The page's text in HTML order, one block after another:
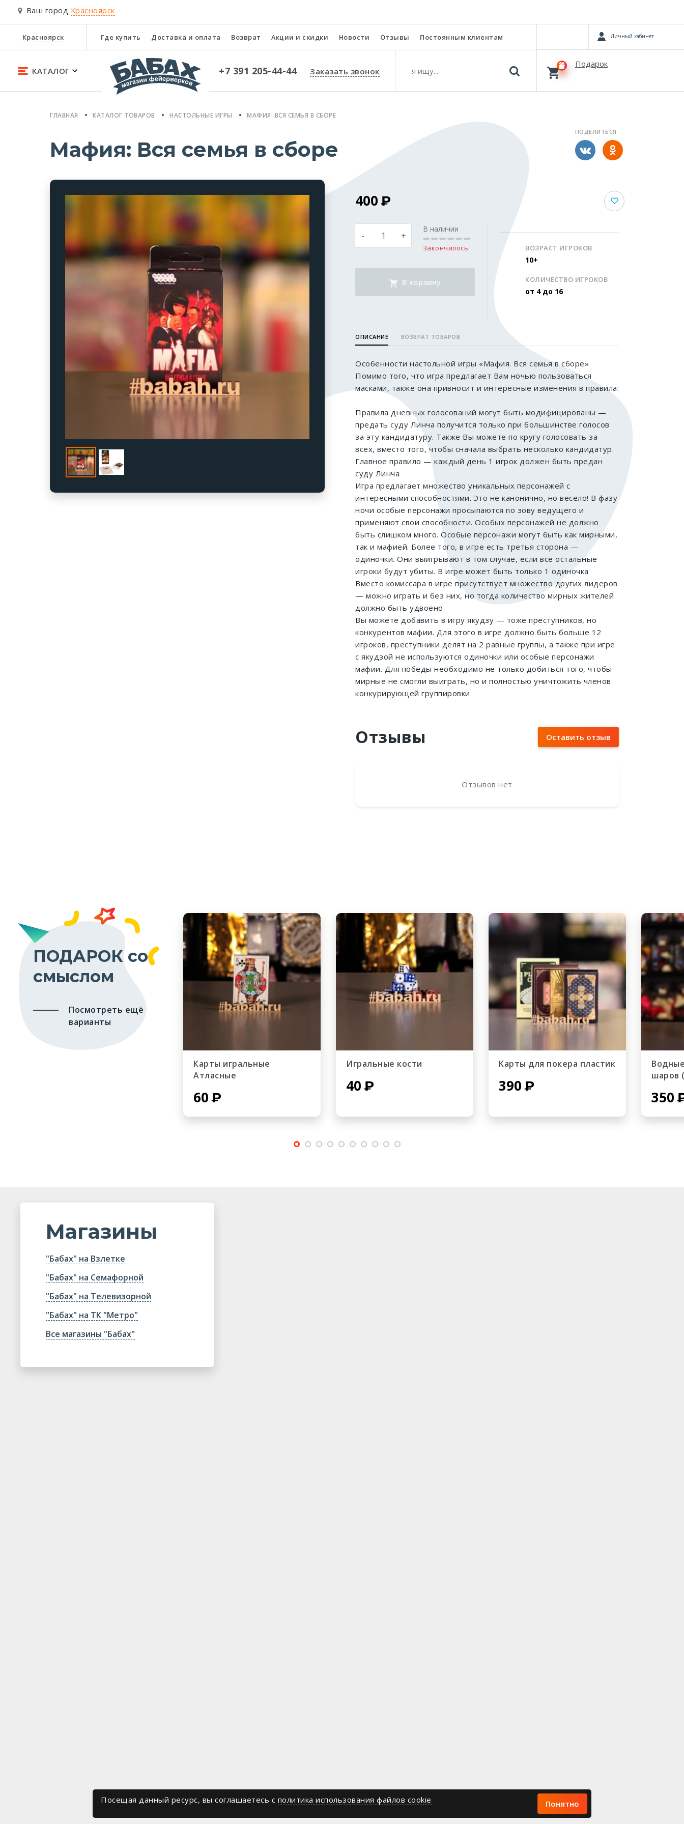
Ваш город Красноярск
Красноярск Где купить Доставка и оплата Возврат Акции и скидки Новости Отзывы Постоянным клиентам
КАТАЛОГ +7 391 205-44-44 Заказать звонок
Личный кабинет
Подарок
ГЛАВНАЯ КАТАЛОГ ТОВАРОВ НАСТОЛЬНЫЕ ИГРЫ МАФИЯ: ВСЯ СЕМЬЯ В СБОРЕ
Мафия: Вся семья в сборе
ПОДЕЛИТЬСЯ
400
- +
В наличии
Закончилось
В корзину
ВОЗРАСТ ИГРОКОВ
10+
КОЛИЧЕСТВО ИГРОКОВ
от 4 до 16
ОПИСАНИЕ ВОЗВРАТ ТОВАРОВ
Особенности настольной игры «Мафия. Вся семья в сборе»
Помимо того, что игра предлагает Вам ночью пользоваться
масками, также она привносит и интересные изменения в правила:
Правила дневных голосований могут быть модифицированы —
предать суду Линча получится только при большинстве голосов
за эту кандидатуру. Также Вы можете по кругу голосовать за
всех, вместо того, чтобы сначала выбрать несколько кандидатур.
Главное правило — каждый день 1 игрок должен быть предан
суду Линча
Игра предлагает множество уникальных персонажей с
интересными способностями. Это не канонично, но весело! В фазу
ночи особые персонажи просыпаются по зову ведущего и
применяют свои способности. Особых персонажей не должно
быть слишком много. Особые персонажи могут быть как мирными,
так и мафией. Более того, в игре есть третья сторона —
одиночки. Они выигрывают в том случае, если все остальные
игроки будут убиты. В игре может быть только 1 одиночка
Вместо комиссара в игре присутствует множество других лидеров
— можно играть и без них, но тогда количество мирных жителей
должно быть удвоено
Вы можете добавить в игру якудзу — тоже преступников, но
конкурентов мафии. Для этого в игре должно быть больше 12
игроков, преступники делят на 2 равные группы, а также при игре
с якудзой не используются одиночки или особые персонажи
мафии. Для победы необходимо не только добиться того, чтобы
мирные не смогли выиграть, но и полностью уничтожить членов
конкурирующей группировки
Отзывы Оставить отзыв
Отзывов нет
ПОДАРОК со
смыслом
Посмотреть ещё
варианты
Карты игральные
Атласные
60
Игральные кости
40
Карты для покера пластик
390
шаров
350
Магазины
"Бабах" на Взлетке
"Бабах" на Семафорной
"Бабах" на Телевизорной
"Бабах" на ТК "Метро"
Все магазины "Бабах"
Посещая данный ресурс, вы соглашаетесь c политика использования файлов cookie Понятно